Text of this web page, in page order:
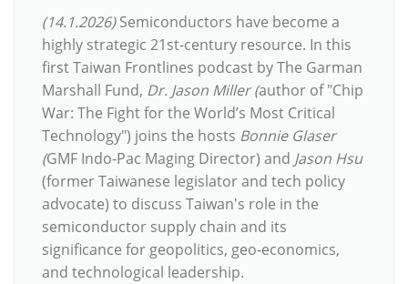
(14.1.2026)Semiconductors have become a
highly strategic 21st-century resource. In this
first Taiwan Frontlines podcast by The Garman
Marshall Fund, Dr. Jason Miller (author of "Chip
War: The Fight for the World’s Most Critical
Technology") joins the hosts Bonnie Glaser
(GMF Indo-Pac Maging Director) and Jason Hsu
(former Taiwanese legislator and tech policy
advocate) to discuss Taiwan's role in the
semiconductor supply chain and its
significance for geopolitics, geo-economics,
and technological leadership.